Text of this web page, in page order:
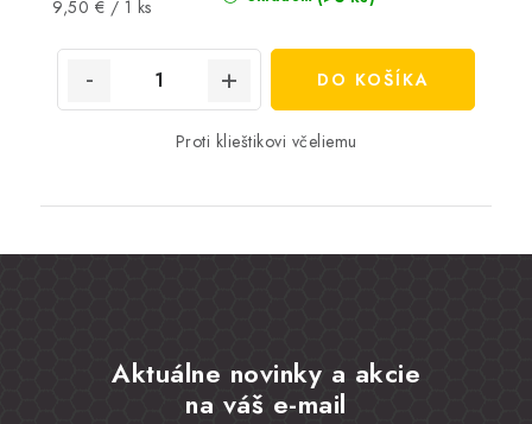
Jednotková
9,50 € / 1 ks
DO KOŠÍKA
Proti klieštikovi včeliemu
Aktuálne novinky a akcie
na váš e-mail